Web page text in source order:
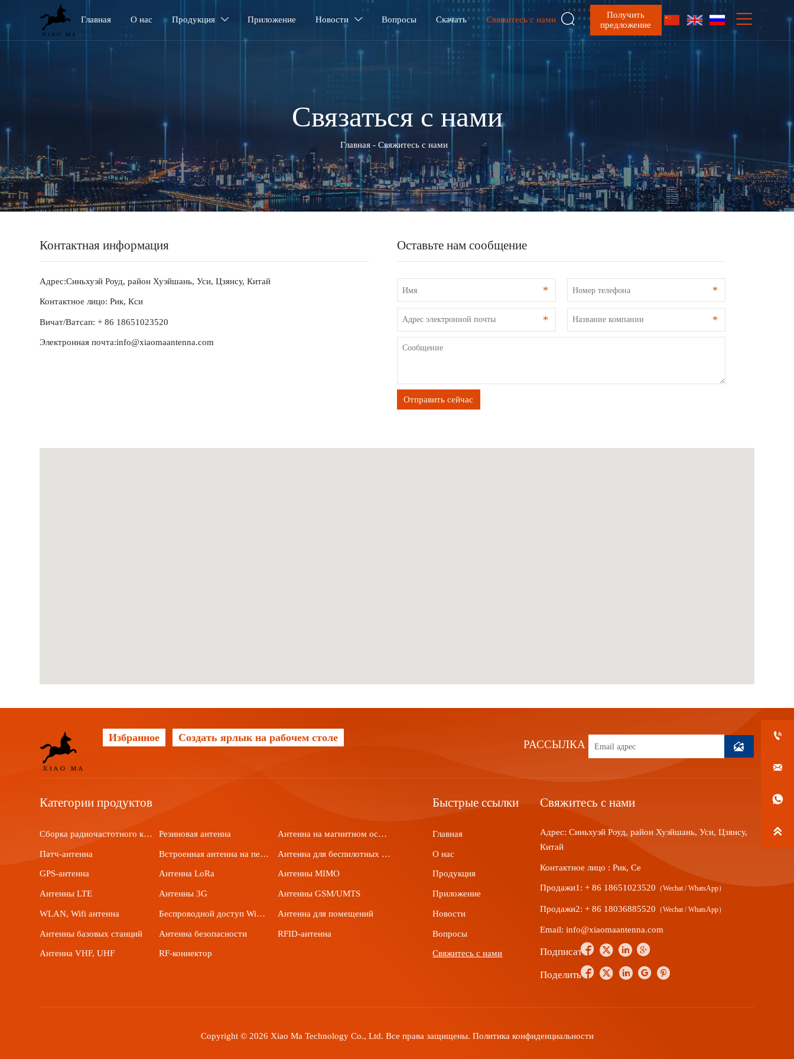
Главная О нас Продукция  Приложение Новости  Вопросы Скачать Свяжитесь с нами 
Получить
предложение

Связаться с нами
Главная - Свяжитесь с нами
Контактная информация
Адрес:Синьхуэй Роуд, район Хуэйшань, Уси, Цзянсу, Китай
Контактное лицо: Рик, Кси
Вичат/Ватсап: + 86 18651023520
Электронная почта:info@xiaomaantenna.com
Оставьте нам сообщение
Отправить сейчас
Избранное Создать ярлык на рабочем столе
РАССЫЛКА 
Категории продуктов
Сборка радиочастотного кабеля Резиновая антенна Антенна на магнитном основании
Патч-антенна Встроенная антенна на печатной плате Антенна для беспилотных летательных аппаратов
GPS-антенна Антенна LoRa Антенны MIMO
Антенны LTE Антенны 3G Антенны GSM/UMTS
WLAN, Wifi антенна Беспроводной доступ WiMAX Антенна для помещений
Антенны базовых станций Антенна безопасности RFID-антенна
Антенна VHF, UHF RF-коннектор
Быстрые ссылки
Главная
О нас
Продукция
Приложение
Новости
Вопросы
Свяжитесь с нами
Свяжитесь с нами
Адрес: Синьхуэй Роуд, район Хуэйшань, Уси, Цзянсу,
Китай
Контактное лицо : Рик, Се
Продажи1: + 86 18651023520 （Wechat / WhatsApp）
Продажи2: + 86 18036885520 （Wechat / WhatsApp）
Email: info@xiaomaantenna.com
Подписаться
   
Поделиться
    
Copyright © 2026 Xiao Ma Technology Co., Ltd. Все права защищены. Политика конфиденциальности



